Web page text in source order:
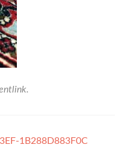
.
1B288D883F0C